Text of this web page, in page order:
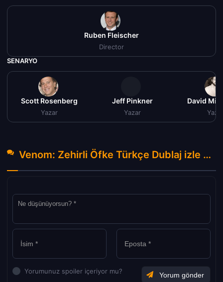
Ruben Fleischer
Director
SENARYO
Scott Rosenberg
Yazar
Jeff Pinkner
Yazar
David
Venom: Zehirli Öfke Türkçe Dublaj izle (2018) Hakkında Yorumlar
Yorumunuz spoiler içeriyor mu?